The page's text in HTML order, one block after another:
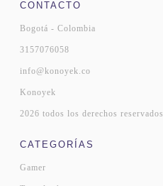
CONTACTO
Bogotá - Colombia
3157076058
info@konoyek.co
Konoyek
2026 todos los derechos reservados
CATEGORÍAS
Gamer